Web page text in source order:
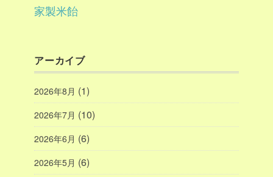
家製米飴
アーカイブ
2026年8月 (1)
2026年7月 (10)
2026年6月 (6)
2026年5月 (6)